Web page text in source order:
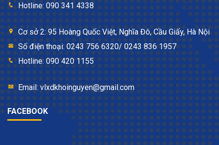
Hotline: 090 341 4338
Cơ sở 2: 95 Hoàng Quốc Việt, Nghĩa Đô, Cầu Giấy, Hà Nội
Số điện thoại: 0243 756 6320/ 0243 836 1957
Hotline: 090 420 1155
Email: vlxdkhoinguyen@gmail.com
FACEBOOK